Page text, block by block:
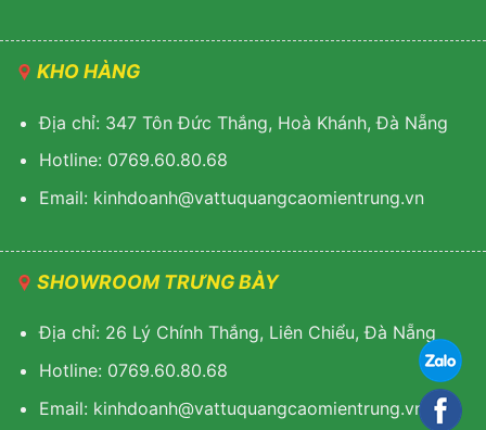
KHO HÀNG
Địa chỉ: 347 Tôn Đức Thắng, Hoà Khánh, Đà Nẵng
Hotline: 0769.60.80.68
Email: kinhdoanh@vattuquangcaomientrung.vn
SHOWROOM TRƯNG BÀY
Địa chỉ: 26 Lý Chính Thắng, Liên Chiểu, Đà Nẵng
Hotline: 0769.60.80.68
Email: kinhdoanh@vattuquangcaomientrung.vn